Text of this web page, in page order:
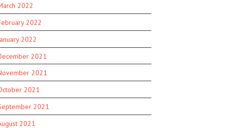
2022
2022
2022
2021
2021
2021
2021
2021